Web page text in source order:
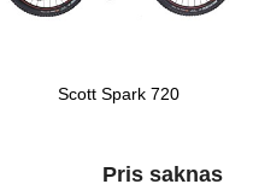
Scott Spark 720
Pris saknas